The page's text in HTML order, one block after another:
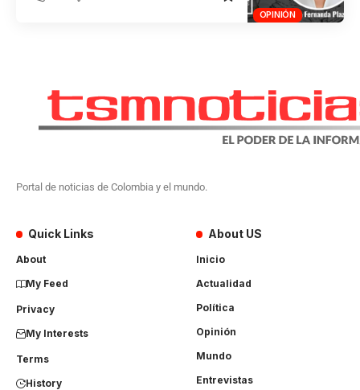
OPINIÓN
Portal de noticias de Colombia y el mundo.
Quick Links
About
My Feed
Privacy
My Interests
Terms
History
About US
Inicio
Actualidad
Política
Opinión
Mundo
Entrevistas